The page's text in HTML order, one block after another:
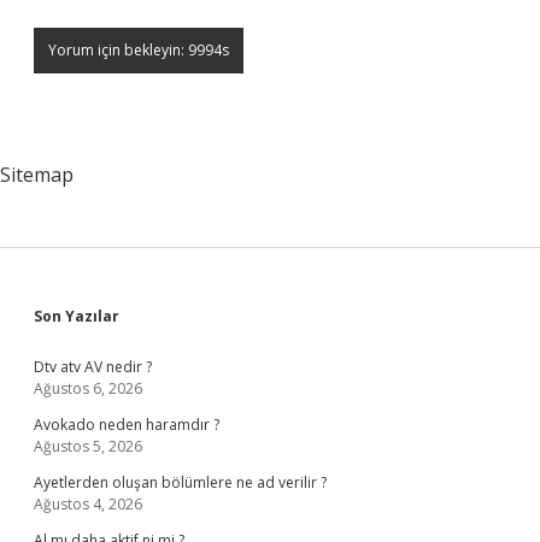
Sitemap
Sidebar
Son Yazılar
Dtv atv AV nedir ?
Ağustos 6, 2026
Avokado neden haramdır ?
Ağustos 5, 2026
Ayetlerden oluşan bölümlere ne ad verilir ?
Ağustos 4, 2026